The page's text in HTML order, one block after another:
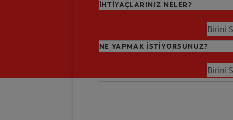
İHTİYAÇLARINIZ NELER?
Birini
NE YAPMAK İSTİYORSUNUZ?
Birini